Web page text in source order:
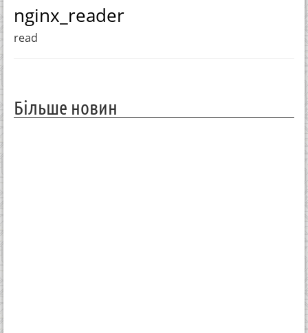
nginx_reader
read
Більше новин